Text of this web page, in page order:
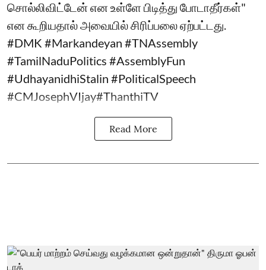
சொல்லிவிட்டேன் என உள்ளே பிடித்து போடாதீர்கள்"
என கூறியதால் அவையில் சிரிப்பலை ஏற்பட்டது.
#DMK #Markandeyan #TNAssembly
#TamilNaduPolitics #AssemblyFun
#UdhayanidhiStalin #PoliticalSpeech
#CMJosephVIjay#ThanthiTV
Read More